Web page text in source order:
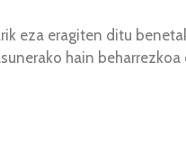
eza eragiten ditu
hain beharrezkoa